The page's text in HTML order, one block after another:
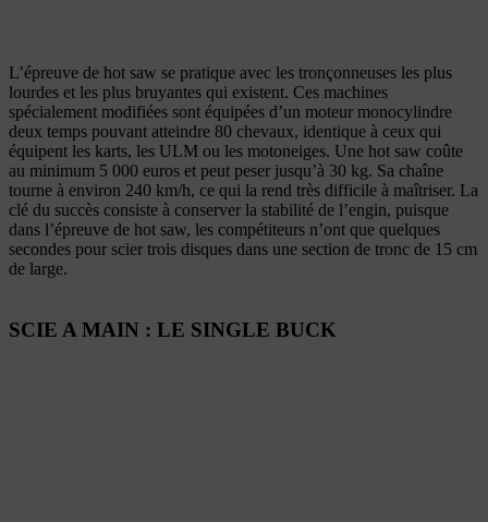
L’épreuve de hot saw se pratique avec les tronçonneuses les plus
lourdes et les plus bruyantes qui existent. Ces machines
spécialement modifiées sont équipées d’un moteur monocylindre
deux temps pouvant atteindre 80 chevaux, identique à ceux qui
équipent les karts, les ULM ou les motoneiges. Une hot saw coûte
au minimum 5 000 euros et peut peser jusqu’à 30 kg. Sa chaîne
tourne à environ 240 km/h, ce qui la rend très difficile à maîtriser. La
clé du succès consiste à conserver la stabilité de l’engin, puisque
dans l’épreuve de hot saw, les compétiteurs n’ont que quelques
secondes pour scier trois disques dans une section de tronc de 15 cm
de large.
SCIE A MAIN : LE SINGLE BUCK